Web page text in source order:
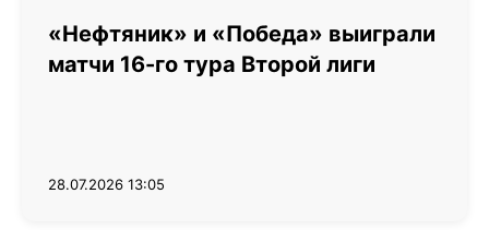
«Нефтяник» и «Победа» выиграли
матчи 16-го тура Второй лиги
28.07.2026 13:05